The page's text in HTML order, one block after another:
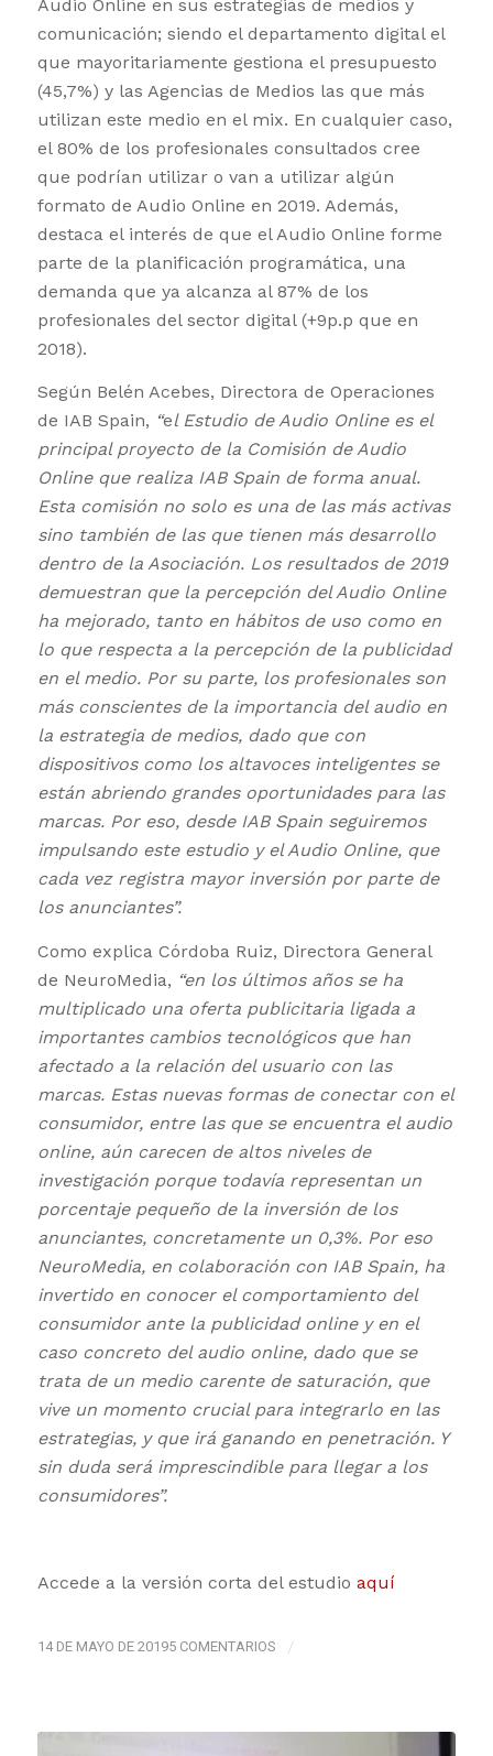
Audio Online en sus estrategias de medios y
comunicación; siendo el departamento digital el
que mayoritariamente gestiona el presupuesto
(45,7%) y las Agencias de Medios las que más
utilizan este medio en el mix. En cualquier caso,
el 80% de los profesionales consultados cree
que podrían utilizar o van a utilizar algún
formato de Audio Online en 2019. Además,
destaca el interés de que el Audio Online forme
parte de la planificación programática, una
demanda que ya alcanza al 87% de los
profesionales del sector digital (+9p.p que en
2018).
Según Belén Acebes, Directora de Operaciones
de IAB Spain, “el Estudio de Audio Online es el
principal proyecto de la Comisión de Audio
Online que realiza IAB Spain de forma anual.
Esta comisión no solo es una de las más activas
sino también de las que tienen más desarrollo
dentro de la Asociación. Los resultados de 2019
demuestran que la percepción del Audio Online
ha mejorado, tanto en hábitos de uso como en
lo que respecta a la percepción de la publicidad
en el medio. Por su parte, los profesionales son
más conscientes de la importancia del audio en
la estrategia de medios, dado que con
dispositivos como los altavoces inteligentes se
están abriendo grandes oportunidades para las
marcas. Por eso, desde IAB Spain seguiremos
impulsando este estudio y el Audio Online, que
cada vez registra mayor inversión por parte de
los anunciantes”.
Como explica Córdoba Ruiz, Directora General
de NeuroMedia, “en los últimos años se ha
multiplicado una oferta publicitaria ligada a
importantes cambios tecnológicos que han
afectado a la relación del usuario con las
marcas. Estas nuevas formas de conectar con el
consumidor, entre las que se encuentra el audio
online, aún carecen de altos niveles de
investigación porque todavía representan un
porcentaje pequeño de la inversión de los
anunciantes, concretamente un 0,3%. Por eso
NeuroMedia, en colaboración con IAB Spain, ha
invertido en conocer el comportamiento del
consumidor ante la publicidad online y en el
caso concreto del audio online, dado que se
trata de un medio carente de saturación, que
vive un momento crucial para integrarlo en las
estrategias, y que irá ganando en penetración. Y
sin duda será imprescindible para llegar a los
consumidores”.
Accede a la versión corta del estudio aquí
14 DE MAYO DE 20195 COMENTARIOS /